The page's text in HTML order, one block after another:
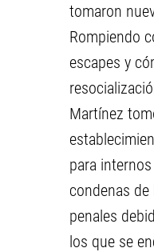
tomaron
Rompiendo
escapes y
Martínez
para
condenas
penales
los que se